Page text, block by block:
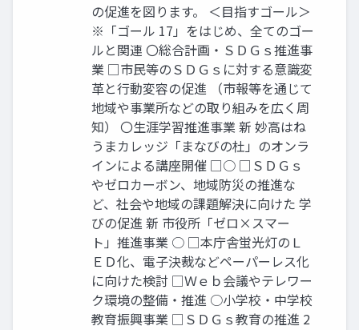
の促進を図ります。 ＜目指すゴール＞
※「ゴール 17」をはじめ、全てのゴー
ルと関連 〇総合計画・ＳＤＧｓ推進事
業 □市民等のＳＤＧｓに対する意識変
革と行動変容の促進 （市報等を通じて
地域や事業所などの取り組みを広く周
知） 〇生涯学習推進事業 新 妙高はね
うまカレッジ「まなびの杜」のオンラ
インによる講座開催 □○ □ＳＤＧｓ
やゼロカーボン、地域防災の推進な
ど、社会や地域の課題解決に向けた 学
びの促進 新 市役所「ゼロ×スマー
ト」推進事業 ○ □本庁舎蛍光灯のＬ
ＥＤ化、電子決裁などペーパーレス化
に向けた検討 □Ｗｅｂ会議やテレワー
ク環境の整備・推進 ○小学校・中学校
教育振興事業 □ＳＤＧｓ教育の推進 2